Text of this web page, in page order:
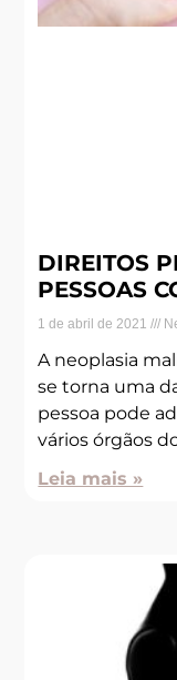
DIREITOS
PESSOAS
1 de abril de 2021
A neoplasia
se torna uma
pessoa pode
vários órgãos
Leia mais »